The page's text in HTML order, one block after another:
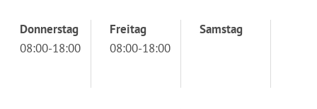
Donnerstag
08:00-18:00
Freitag
08:00-18:00
Samstag